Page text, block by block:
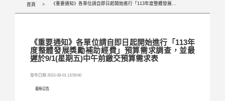
首頁 《重要通知》各單位請自即日起開始進行「113年度整體發展獎勵補助經費」預算需求調查，並最遲於9/1(星期五)中午前繳交預算需求表
《重要通知》各單位請自即日起開始進行「113年
度整體發展獎勵補助經費」預算需求調查，並最
遲於9/1(星期五)中午前繳交預算需求表
發布日期 2023-08-01 13:59:00
最新公告